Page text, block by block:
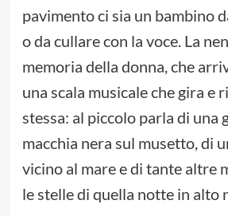
pavimento ci sia un bambino
o da cullare con la voce. La
memoria della donna, che
una scala musicale che gira e
stessa: al piccolo parla di una
macchia nera sul musetto, di
vicino al mare e di tante altre
le stelle di quella notte in alto